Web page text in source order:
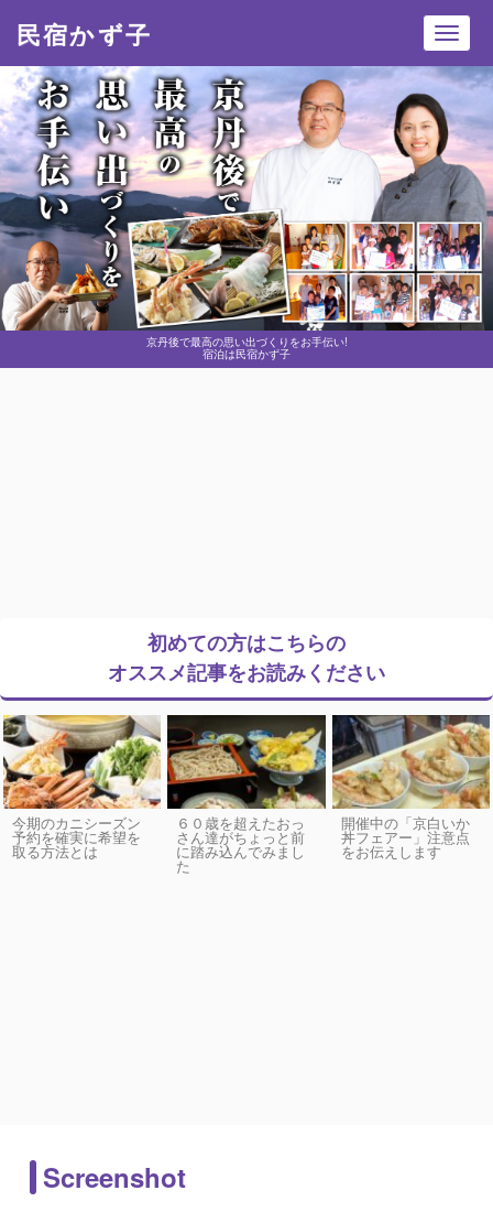
京丹後で最高の思い出づくりをお手伝い!
宿泊は民宿かず子
民宿かず子
初めての方はこちらの
オススメ記事をお読みください
今期のカニシーズン
予約を確実に希望を
取る方法とは
６０歳を超えたおっ
さん達がちょっと前
に踏み込んでみまし
た
開催中の「京白いか
丼フェアー」注意点
をお伝えします
Screenshot